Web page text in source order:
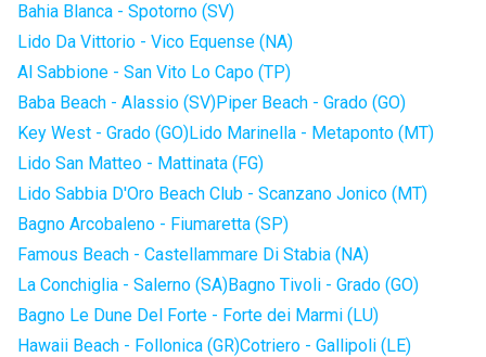
Bahia Blanca - Spotorno (SV)
Lido Da Vittorio - Vico Equense (NA)
Al Sabbione - San Vito Lo Capo (TP)
Baba Beach - Alassio (SV)Piper Beach - Grado (GO)
Key West - Grado (GO)Lido Marinella - Metaponto (MT)
Lido San Matteo - Mattinata (FG)
Lido Sabbia D'Oro Beach Club - Scanzano Jonico (MT)
Bagno Arcobaleno - Fiumaretta (SP)
Famous Beach - Castellammare Di Stabia (NA)
La Conchiglia - Salerno (SA)Bagno Tivoli - Grado (GO)
Bagno Le Dune Del Forte - Forte dei Marmi (LU)
Hawaii Beach - Follonica (GR)Cotriero - Gallipoli (LE)